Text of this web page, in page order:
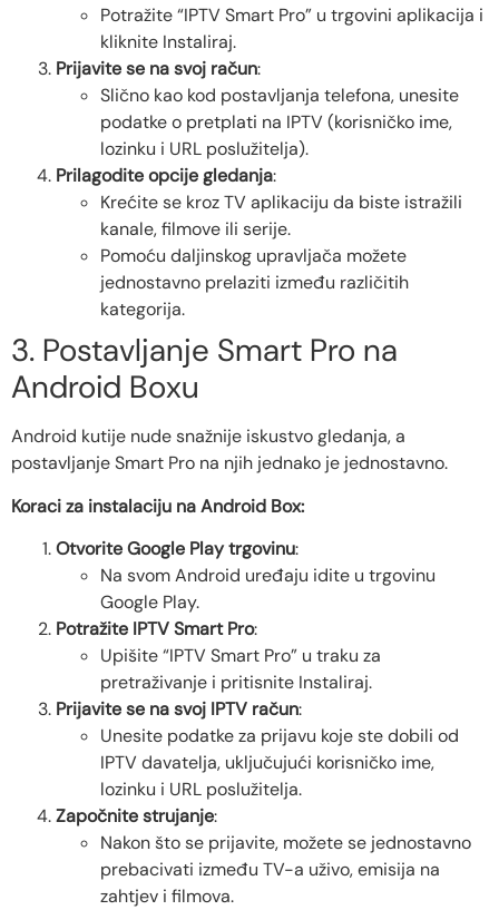
Potražite “IPTV Smart Pro” u trgovini aplikacija i
kliknite Instaliraj.
Prijavite se na svoj račun:
Slično kao kod postavljanja telefona, unesite
podatke o pretplati na IPTV (korisničko ime,
lozinku i URL poslužitelja).
Prilagodite opcije gledanja:
Krećite se kroz TV aplikaciju da biste istražili
kanale, filmove ili serije.
Pomoću daljinskog upravljača možete
jednostavno prelaziti između različitih
kategorija.
3. Postavljanje Smart Pro na
Android Boxu
Android kutije nude snažnije iskustvo gledanja, a
postavljanje Smart Pro na njih jednako je jednostavno.
Koraci za instalaciju na Android Box:
Otvorite Google Play trgovinu:
Na svom Android uređaju idite u trgovinu
Google Play.
Potražite IPTV Smart Pro:
Upišite “IPTV Smart Pro” u traku za
pretraživanje i pritisnite Instaliraj.
Prijavite se na svoj IPTV račun:
Unesite podatke za prijavu koje ste dobili od
IPTV davatelja, uključujući korisničko ime,
lozinku i URL poslužitelja.
Započnite strujanje:
Nakon što se prijavite, možete se jednostavno
prebacivati ​​između TV-a uživo, emisija na
zahtjev i filmova.